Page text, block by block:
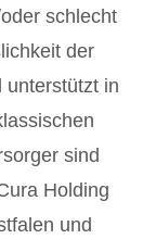
schlecht
der
unterstützt in
sind
Holding
und